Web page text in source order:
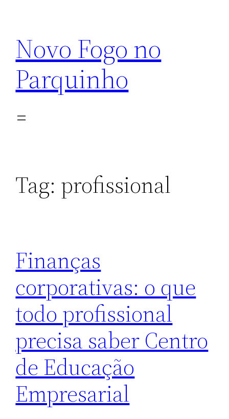
conteúdo
Novo Fogo no
Parquinho
Tag: profissional
Finanças
corporativas: o que
todo profissional
precisa saber Centro
de Educação
Empresarial